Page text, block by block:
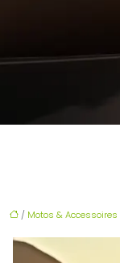
/ Motos & Accessoires